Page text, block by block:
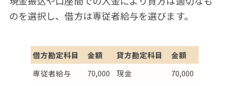
のを選択し、借方は専従者給与を選びます。
借方勘定科目 金額 貸方勘定科目
金額
専従者給与
70,000 現金
70,000